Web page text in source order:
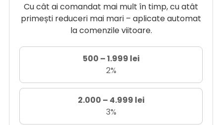
Cu cât ai comandat mai mult în timp, cu atât
primești reduceri mai mari – aplicate automat
la comenzile viitoare.
500 – 1.999 lei
2%
2.000 – 4.999 lei
3%